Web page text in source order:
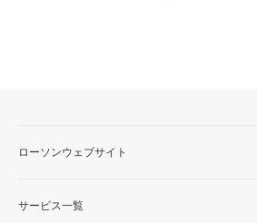
ローソンウェブサイト
サービス一覧